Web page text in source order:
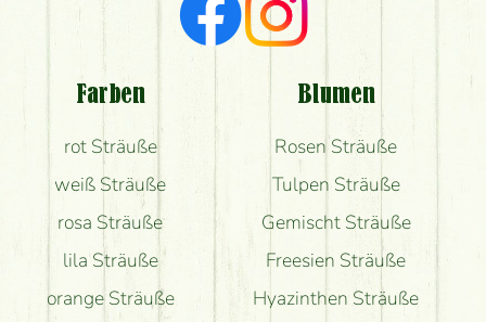
Welche Rückmeldungen bekomme ich zum
Bekomme ich wirklich, was auf dem Bild zu sehen
Farben
rot Sträuße
weiß Sträuße
rosa Sträuße
lila Sträuße
orange Sträuße
Blumen
Rosen Sträuße
Tulpen Sträuße
Gemischt Sträuße
Freesien Sträuße
Hyazinthen Sträuße